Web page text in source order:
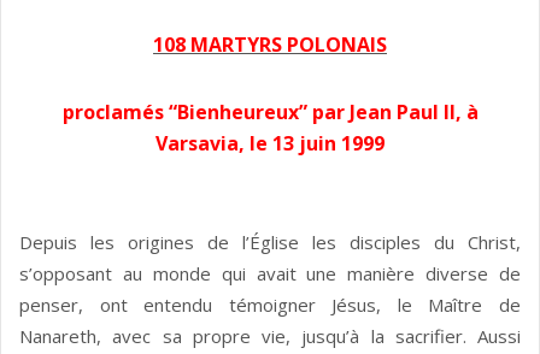
108 MARTYRS POLONAIS
proclamés “Bienheureux” par Jean Paul II, à
Varsavia, le 13 juin 1999
Depuis les origines de l’Église les disciples du Christ,
s’opposant au monde qui avait une manière diverse de
penser, ont entendu témoigner Jésus, le Maître de
Nanareth, avec sa propre vie, jusqu’à la sacrifier. Aussi